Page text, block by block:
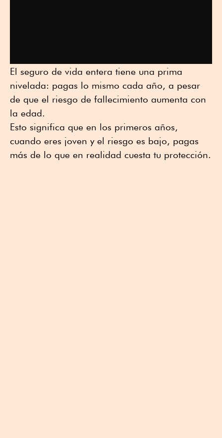
El seguro de vida entera tiene una prima
nivelada: pagas lo mismo cada año, a pesar
de que el riesgo de fallecimiento aumenta con
la edad.
Esto significa que en los primeros años,
cuando eres joven y el riesgo es bajo, pagas
más de lo que en realidad cuesta tu protección.